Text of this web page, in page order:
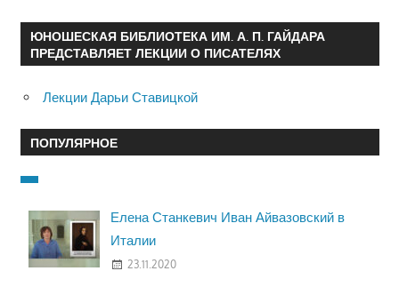
ЮНОШЕСКАЯ БИБЛИОТЕКА ИМ. А. П. ГАЙДАРА
ПРЕДСТАВЛЯЕТ ЛЕКЦИИ О ПИСАТЕЛЯХ
Лекции Дарьи Ставицкой
ПОПУЛЯРНОЕ
Елена Станкевич Иван Айвазовский в
Италии
23.11.2020